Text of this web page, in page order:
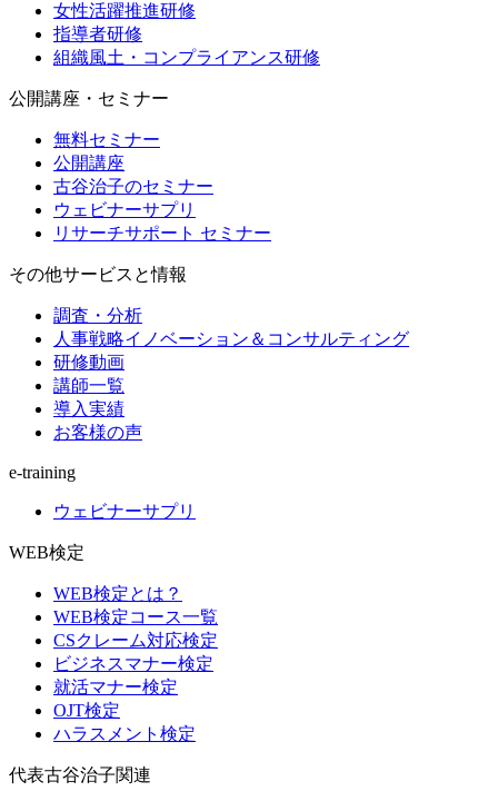
女性活躍推進研修
指導者研修
組織風土・コンプライアンス研修
公開講座・セミナー
無料セミナー
公開講座
古谷治子のセミナー
ウェビナーサプリ
リサーチサポート セミナー
その他サービスと情報
調査・分析
人事戦略イノベーション＆コンサルティング
研修動画
講師一覧
導入実績
お客様の声
e-training
ウェビナーサプリ
WEB検定
WEB検定とは？
WEB検定コース一覧
CSクレーム対応検定
ビジネスマナー検定
就活マナー検定
OJT検定
ハラスメント検定
代表古谷治子関連